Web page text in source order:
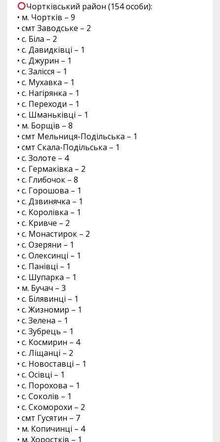
Чортківський район (154 особи):
• м. Чортків – 9
• смт Заводське – 2
• с. Біла – 2
• с. Давидківці – 1
• с. Джурин – 1
• с. Залісся – 1
• с. Мухавка – 1
• с. Нагірянка – 1
• с. Переходи – 1
• с. Шманьківці – 1
• м. Борщів – 8
• смт Мельниця-Подільська – 1
• смт Скала-Подільська – 1
• с. Золоте – 4
• с. Гермаківка – 2
• с. Глибочок – 8
• с. Горошова – 1
• с. Дзвинячка – 1
• с. Королівка – 1
• с. Кривче – 2
• с. Монастирок – 2
• с. Озеряни – 1
• с. Олексинці – 1
• с. Панівці – 1
• с. Шупарка – 1
• м. Бучач – 3
• с. Білявинці – 1
• с. Жизномир – 1
• с. Зелена – 1
• с. Зубрець – 1
• с. Космирин – 4
• с. Ліщанці – 2
• с. Новоставці – 1
• с. Осівці – 1
• с. Порохова – 1
• с. Соколів – 1
• с. Скоморохи – 2
• смт Гусятин – 7
• м. Копичинці – 4
• м. Хоростків – 1